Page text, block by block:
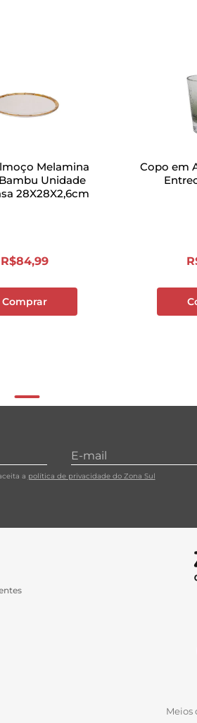
Melamina
Unidade
28X28X2,6cm
R$84,99
Comprar
Copo em
a política de privacidade do Zona Sul
Meios